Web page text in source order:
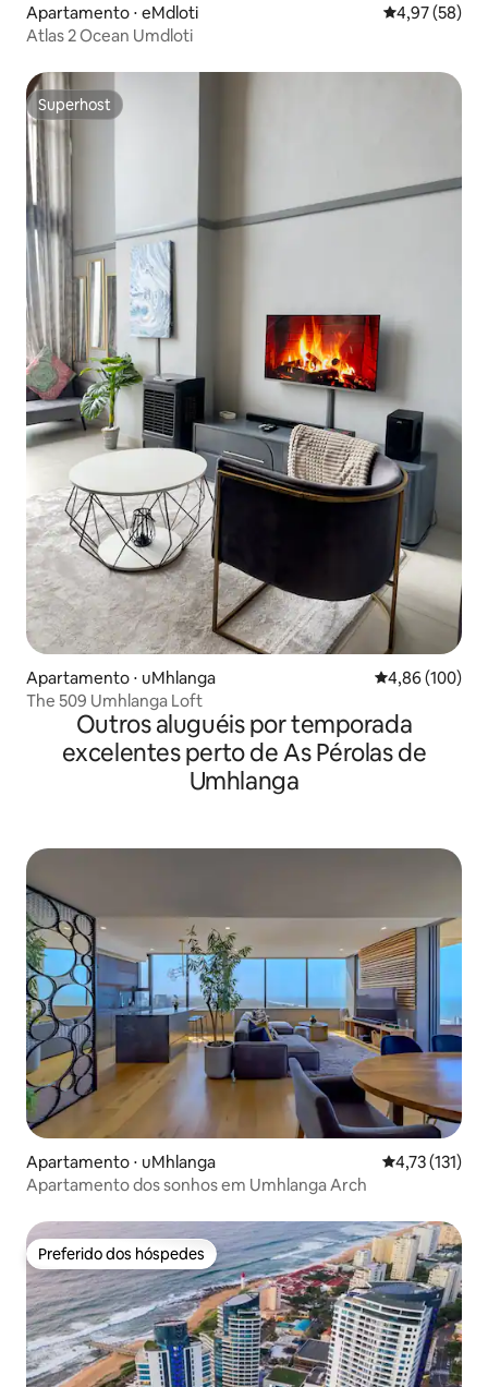
Apartamento ⋅ eMdloti 4,97 de uma
4,97 (58)
Atlas 2 Ocean Umdloti
Superhost
Superhost
Apartamento ⋅ uMhlanga 4,86 de uma
4,86 (100)
The 509 Umhlanga Loft
Outros aluguéis por temporada
excelentes perto de As Pérolas de
Umhlanga
Apartamento ⋅ uMhlanga 4,73 de uma
4,73 (131)
Apartamento dos sonhos em Umhlanga Arch
Preferido dos hóspedes
Preferido dos hóspedes